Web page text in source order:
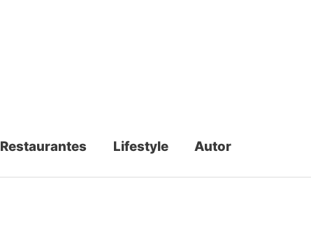
Restaurantes Lifestyle Autor